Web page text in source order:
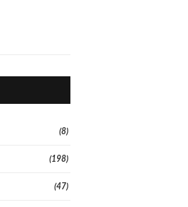
(8)
(198)
(47)